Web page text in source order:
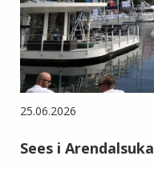
25.06.2026
Sees i Arendalsuka